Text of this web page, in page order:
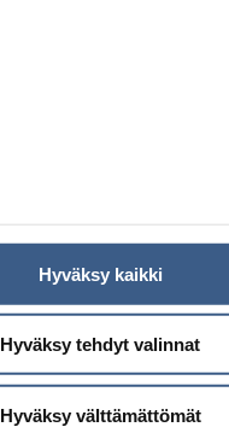
Hyväksy kaikki
Hyväksy tehdyt valinnat
Hyväksy välttämättömät
PIK­NIK-SIL­LIT